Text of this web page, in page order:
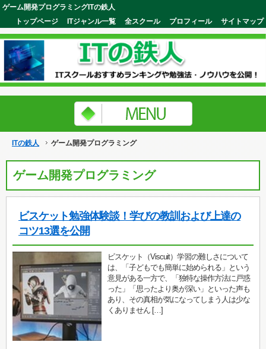
ゲーム開発プログラミングITの鉄人
サイトマップ
プロフィール
全スクール
ITジャンル一覧
トップページ
ITの鉄人 ゲーム開発プログラミング
ゲーム開発プログラミング
ビスケット勉強体験談！学びの教訓および上達の
コツ13選を公開
ビスケット（Viscuit）学習の難しさについて
は、「子どもでも簡単に始められる」という
意見がある一方で、「独特な操作方法に戸惑
った」「思ったより奥が深い」といった声も
あり、その真相が気になってしまう人は少な
くありません […]